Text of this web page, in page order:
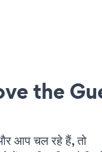
the
आप चल रहे हैं, तो